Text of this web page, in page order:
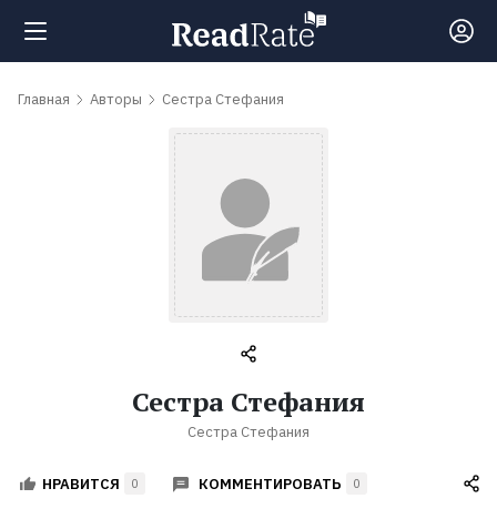
Поиск
обсуждаемые
Авторы
Главная Авторы Сестра Стефания
Сестра Стефания
Сестра Стефания
НРАВИТСЯ 0 КОММЕНТИРОВАТЬ 0